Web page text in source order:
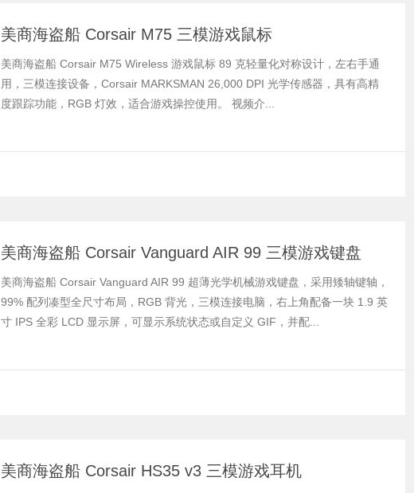
美商海盗船 Corsair M75 三模游戏鼠标
美商海盗船 Corsair M75 Wireless 游戏鼠标 89 克轻量化对称设计，左右手通
用，三模连接设备，Corsair MARKSMAN 26,000 DPI 光学传感器，具有高精
度跟踪功能，RGB 灯效，适合游戏操控使用。 视频介...
美商海盗船 Corsair Vanguard AIR 99 三模游戏键盘
美商海盗船 Corsair Vanguard AIR 99 超薄光学机械游戏键盘，采用矮轴键轴，
99% 配列凑型全尺寸布局，RGB 背光，三模连接电脑，右上角配备一块 1.9 英
寸 IPS 全彩 LCD 显示屏，可显示系统状态或自定义 GIF，并配...
美商海盗船 Corsair HS35 v3 三模游戏耳机